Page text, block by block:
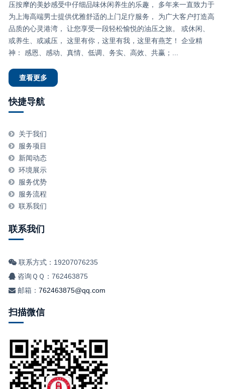
压按摩的美妙感受中仔细品味休闲养生的乐趣， 多年来一直致力于
为上海高端男士提供优雅舒适的上门足疗服务， 为广大客户打造高
品质的心灵港湾， 让您享受一段轻松愉悦的油压之旅。 或休闲、
或养生、或减压， 这里有你，这里有我，这里有燕芝！ 企业精
神： 感恩、感动、真情、低调、务实、高效、共赢；...
查看更多
快捷导航
关于我们
服务项目
新闻动态
环境展示
服务优势
服务流程
联系我们
联系我们
联系方式：19207076235
咨询ＱＱ：762463875
邮箱：762463875@qq.com
扫描微信